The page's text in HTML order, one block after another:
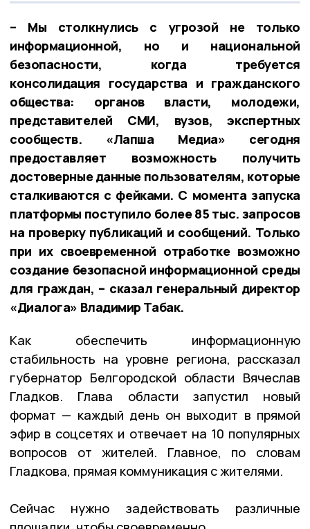
– Мы столкнулись с угрозой не только
информационной, но и национальной
безопасности, когда требуется
консолидация государства и гражданского
общества: органов власти, молодежи,
представителей СМИ, вузов, экспертных
сообществ. «Лапша Медиа» сегодня
предоставляет возможность получить
достоверные данные пользователям, которые
сталкиваются с фейками. С момента запуска
платформы поступило более 85 тыс. запросов
на проверку публикаций и сообщений. Только
при их своевременной отработке возможно
создание безопасной информационной среды
для граждан, – сказал генеральный директор
«Диалога» Владимир Табак.
Как обеспечить информационную
стабильность на уровне региона, рассказал
губернатор Белгородской области Вячеслав
Гладков. Глава области запустил новый
формат — каждый день он выходит в прямой
эфир в соцсетях и отвечает на 10 популярных
вопросов от жителей. Главное, по словам
Гладкова, прямая коммуникация с жителями.
Сейчас нужно задействовать различные